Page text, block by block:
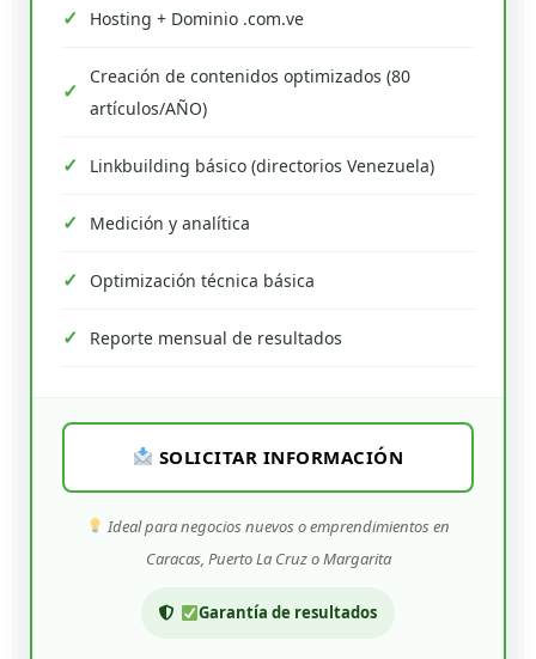
Hosting + Dominio .com.ve
Creación de contenidos optimizados (80
artículos/AÑO)
Linkbuilding básico (directorios Venezuela)
Medición y analítica
Optimización técnica básica
Reporte mensual de resultados
SOLICITAR INFORMACIÓN
Ideal para negocios nuevos o emprendimientos en
Caracas, Puerto La Cruz o Margarita
Garantía de resultados